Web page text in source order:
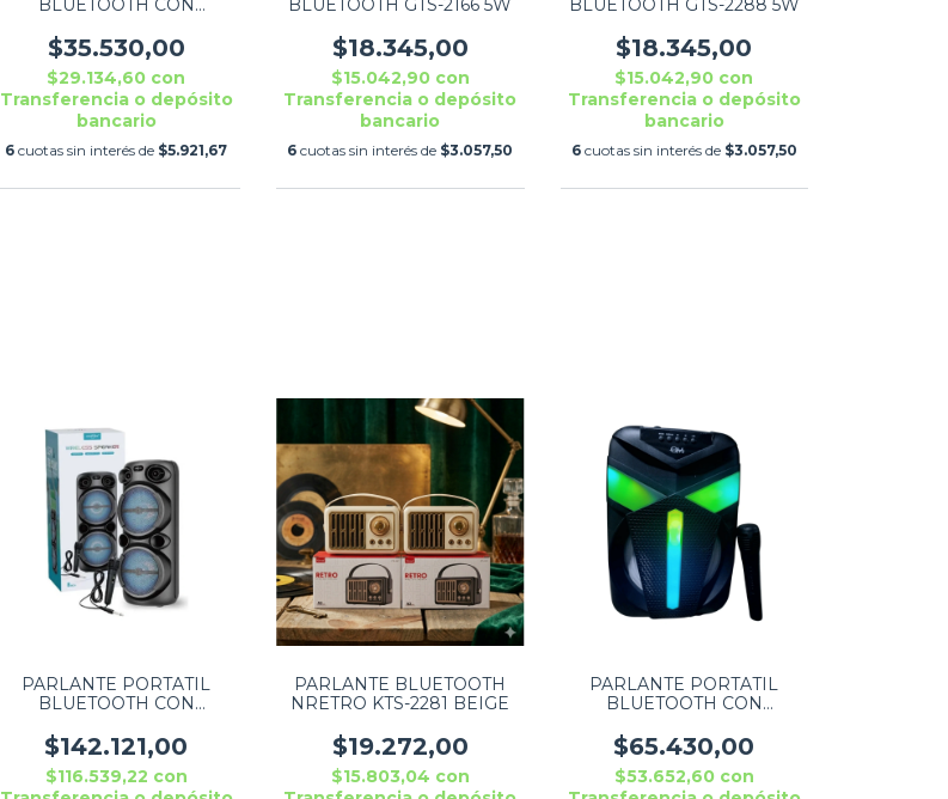
6W
$35.530,00
$29.134,60 con
Transferencia o depósito
bancario
6 cuotas sin interés de $5.921,67
$18.345,00
$15.042,90 con
Transferencia o depósito
bancario
6 cuotas sin interés de $3.057,50
$18.345,00
$15.042,90 con
Transferencia o depósito
bancario
6 cuotas sin interés de $3.057,50
PARLANTE PORTATIL
BLUETOOTH CON
6W GREATNICE
$142.121,00
$116.539,22 con
PARLANTE BLUETOOTH
NRETRO KTS-2281 BEIGE
$19.272,00
$15.803,04 con
PARLANTE PORTATIL
BLUETOOTH CON
25W
$65.430,00
$53.652,60 con